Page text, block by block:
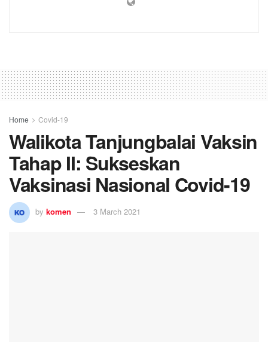
Home Covid-19
Walikota Tanjungbalai Vaksin
Tahap II: Sukseskan
Vaksinasi Nasional Covid-19
by komen 3 March 2021